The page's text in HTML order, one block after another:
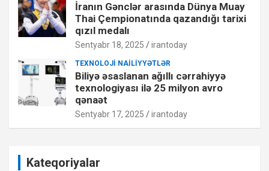
İranın Gənclər arasında Dünya Muay
Thai Çempionatında qazandığı tarixi
qızıl medalı
Sentyabr 18, 2025 irantoday
TEXNOLOJI NAILIYYƏTLƏR
Biliyə əsaslanan ağıllı cərrahiyyə
texnologiyası ilə 25 milyon avro
qənaət
Sentyabr 17, 2025 irantoday
Kateqoriyalar